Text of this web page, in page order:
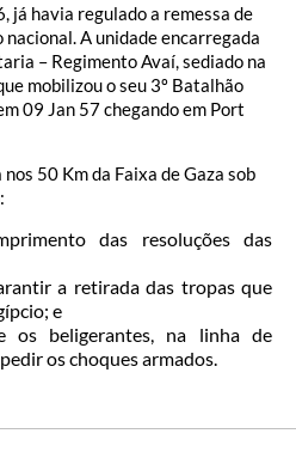
já havia regulado a remessa de
A unidade encarregada
– Regimento Avaí, sediado na
mobilizou o seu 3º Batalhão
09 Jan 57 chegando em Port
50 Km da Faixa de Gaza sob
das resoluções das
a retirada das tropas que
e
os beligerantes, na linha de
os choques armados.